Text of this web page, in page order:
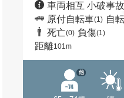
車両相互 小破事故
原付自転車(1) 自
死亡(0) 負傷(1)
距離101m
他